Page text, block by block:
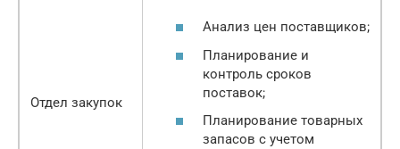
Отдел закупок
Анализ цен поставщиков;
Планирование и
контроль сроков
поставок;
Планирование товарных
запасов с учетом